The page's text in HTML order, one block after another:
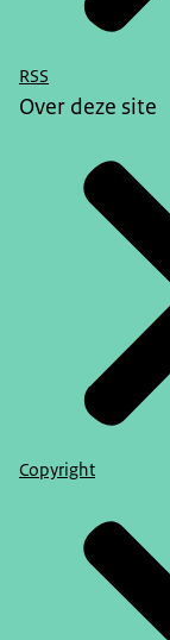
RSS
Over deze site
Copyright